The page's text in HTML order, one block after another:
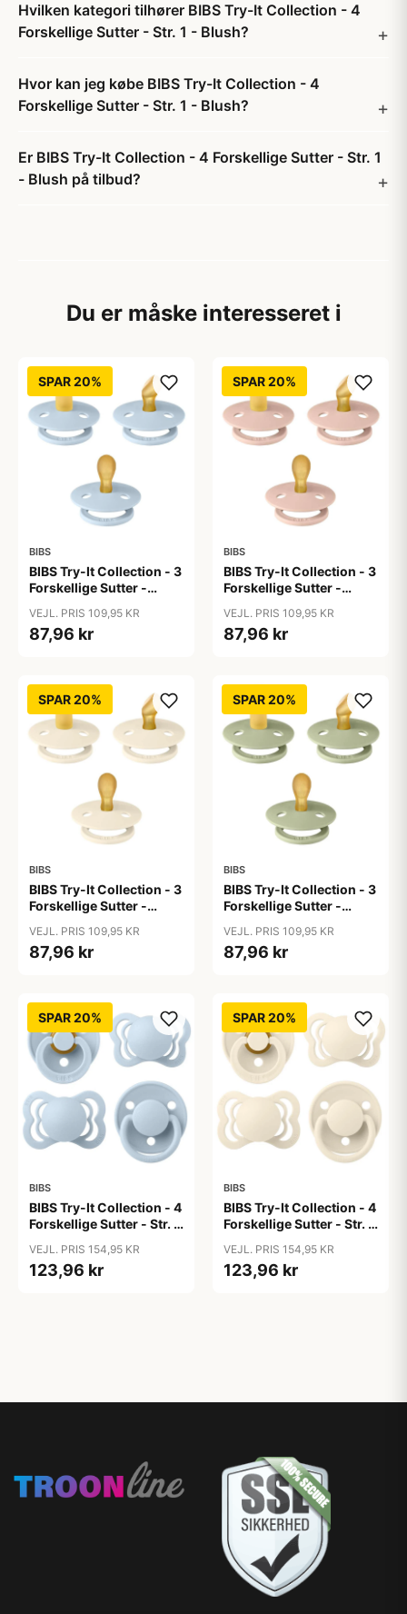
Hvilken kategori tilhører BIBS Try-It Collection - 4
Forskellige Sutter - Str. 1 - Blush?
Hvor kan jeg købe BIBS Try-It Collection - 4
Forskellige Sutter - Str. 1 - Blush?
Er BIBS Try-It Collection - 4 Forskellige Sutter - Str. 1
- Blush på tilbud?
Du er måske interesseret i
SPAR 20%
BIBS
BIBS Try-It Collection - 3
Forskellige Sutter -
Blue
VEJL. PRIS 109,95 KR
87,96 kr
SPAR 20%
BIBS
BIBS Try-It Collection - 3
Forskellige Sutter -
VEJL. PRIS 109,95 KR
87,96 kr
SPAR 20%
BIBS
BIBS Try-It Collection - 3
Forskellige Sutter -
VEJL. PRIS 109,95 KR
87,96 kr
SPAR 20%
BIBS
BIBS Try-It Collection - 3
Forskellige Sutter -
VEJL. PRIS 109,95 KR
87,96 kr
SPAR 20%
BIBS
BIBS Try-It Collection - 4
Forskellige Sutter - Str. 1
VEJL. PRIS 154,95 KR
123,96 kr
SPAR 20%
BIBS
BIBS Try-It Collection - 4
Forskellige Sutter - Str. 1
VEJL. PRIS 154,95 KR
123,96 kr